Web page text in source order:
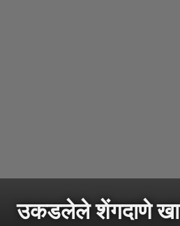
उकडलेले शेंगदाणे खा